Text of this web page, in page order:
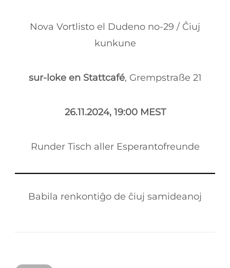
Nova Vortlisto el Dudeno no-29 / Ĉiuj
kunkune
sur-loke en Stattcafé, Grempstraße 21
26.11.2024, 19:00 MEST
Runder Tisch aller Esperantofreunde
Babila renkontiĝo de ĉiuj samideanoj